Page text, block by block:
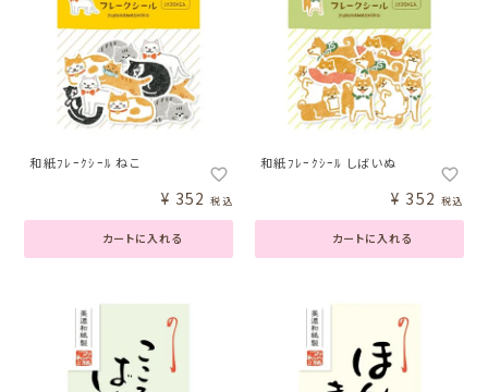
和紙ﾌﾚｰｸｼｰﾙ ねこ
カートに入れる
¥ 352 税込
和紙ﾌﾚｰｸｼｰﾙ しばいぬ
カートに入れる
¥ 352 税込